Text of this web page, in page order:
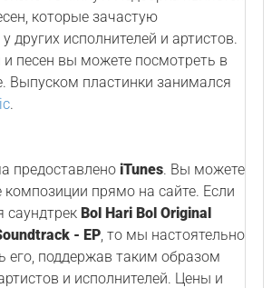
которые зачастую
других исполнителей и артистов.
и песен вы можете посмотреть в
Выпуском пластинки занимался
.
предоставлено iTunes. Вы можете
композиции прямо на сайте. Если
саундтрек Bol Hari Bol Original
- EP, то мы настоятельно
его, поддержав таким образом
и исполнителей. Цены и